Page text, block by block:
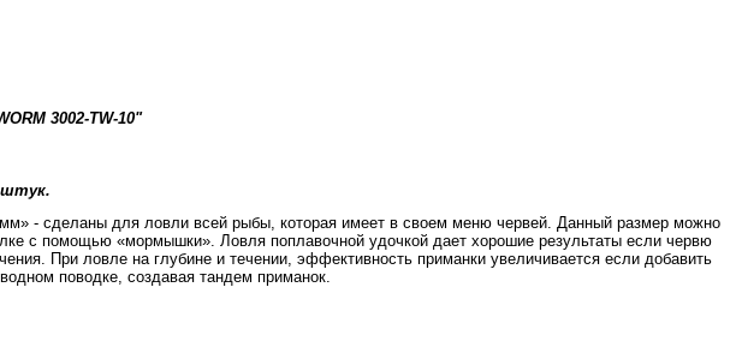
3002-TW-10"
штук.
- сделаны для ловли всей рыбы, которая имеет в своем меню червей. Данный размер можно
с помощью «мормышки». Ловля поплавочной удочкой дает хорошие результаты если червю
При ловле на глубине и течении, эффективность приманки увеличивается если добавить
поводке, создавая тандем приманок.